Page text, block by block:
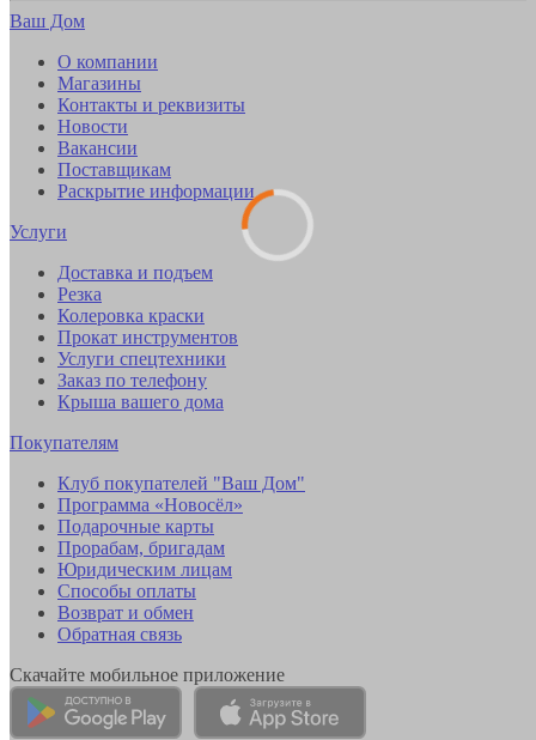
Ваш Дом
О компании
Магазины
Контакты и реквизиты
Новости
Вакансии
Поставщикам
Раскрытие информации
Услуги
Доставка и подъем
Резка
Колеровка краски
Прокат инструментов
Услуги спецтехники
Заказ по телефону
Крыша вашего дома
Покупателям
Клуб покупателей "Ваш Дом"
Программа «Новосёл»
Подарочные карты
Прорабам, бригадам
Юридическим лицам
Способы оплаты
Возврат и обмен
Обратная связь
Скачайте мобильное приложение